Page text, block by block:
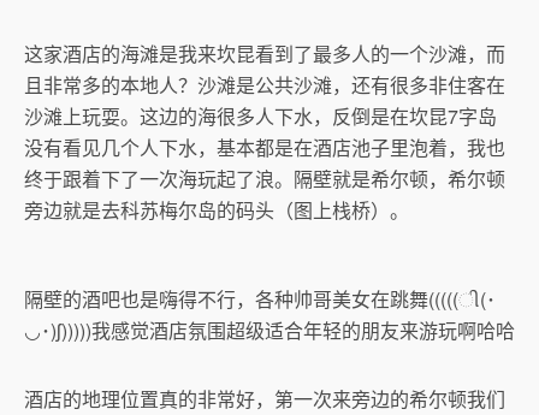
这家酒店的海滩是我来坎昆看到了最多人的一个沙滩，而
且非常多的本地人？沙滩是公共沙滩，还有很多非住客在
沙滩上玩耍。这边的海很多人下水，反倒是在坎昆7字岛
没有看见几个人下水，基本都是在酒店池子里泡着，我也
终于跟着下了一次海玩起了浪。隔壁就是希尔顿，希尔顿
旁边就是去科苏梅尔岛的码头（图上栈桥）。
隔壁的酒吧也是嗨得不行，各种帅哥美女在跳舞(((((ી(･
◡･)ʃ)))))我感觉酒店氛围超级适合年轻的朋友来游玩啊哈哈
酒店的地理位置真的非常好，第一次来旁边的希尔顿我们